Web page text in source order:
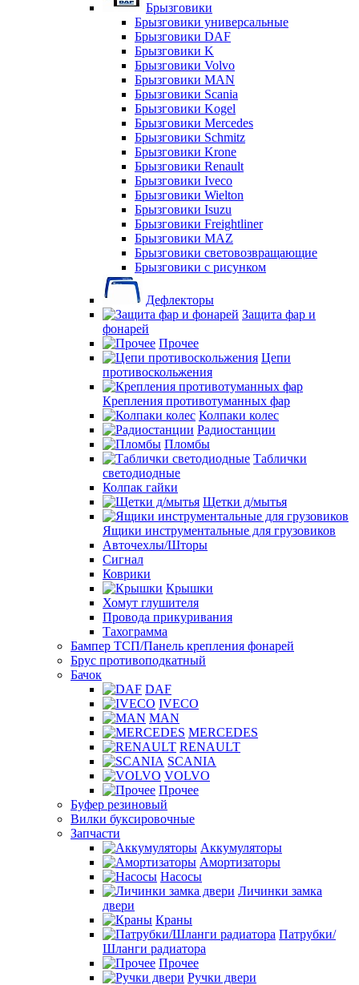
Брызговики
Брызговики универсальные
Брызговики DAF
Брызговики K
Брызговики Volvo
Брызговики MAN
Брызговики Scania
Брызговики Kogel
Брызговики Mercedes
Брызговики Schmitz
Брызговики Krone
Брызговики Renault
Брызговики Iveco
Брызговики Wielton
Брызговики Isuzu
Брызговики Freightliner
Брызговики MAZ
Брызговики световозвращающие
Брызговики с рисунком
Дефлекторы
Защита фар и
фонарей
Прочее
Цепи
противоскольжения
Крепления противотуманных фар
Колпаки колес
Радиостанции
Пломбы
Таблички
светодиодные
Колпак гайки
Щетки д/мытья
Ящики инструментальные для грузовиков
Авточехлы/Шторы
Сигнал
Коврики
Крышки
Хомут глушителя
Провода прикуривания
Тахограмма
Бампер ТСП/Панель крепления фонарей
Брус противоподкатный
Бачок
DAF
IVECO
MAN
MERCEDES
RENAULT
SCANIA
VOLVO
Прочее
Буфер резиновый
Вилки буксировочные
Запчасти
Аккумуляторы
Амортизаторы
Насосы
Личинки замка
двери
Краны
Патрубки/
Шланги радиатора
Прочее
Ручки двери